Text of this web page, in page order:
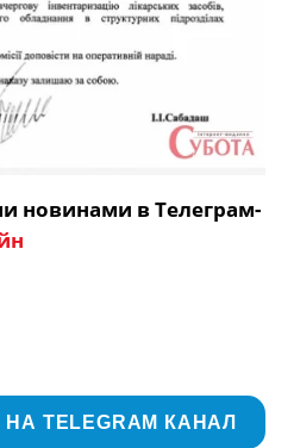
новинами в Телеграм-
TELEGRAM КАНАЛ